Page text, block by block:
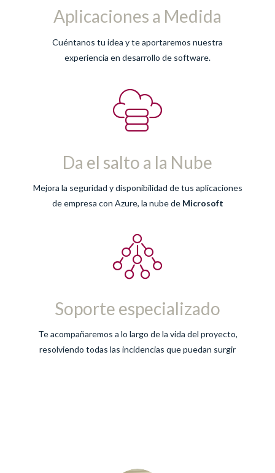
Aplicaciones a Medida
Cuéntanos tu idea y te aportaremos nuestra
experiencia en desarrollo de software.
Da el salto a la Nube
Mejora la seguridad y disponibilidad de tus aplicaciones
de empresa con Azure, la nube de Microsoft
Soporte especializado
Te acompañaremos a lo largo de la vida del proyecto,
resolviendo todas las incidencias que puedan surgir